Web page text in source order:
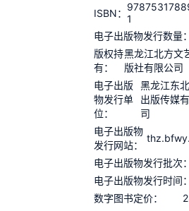
ISBN： 1
电子出版物发行数量
版权持
有：
黑龙江北方文
版社有限公司
电子出版
物发行单
位：
黑龙江东
出版传媒
司
电子出版物
发行网站：
电子出版物发行批次
电子出版物发行时间
数字图书定价：